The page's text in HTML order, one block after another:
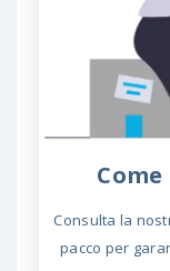
Consulta la
pacco per